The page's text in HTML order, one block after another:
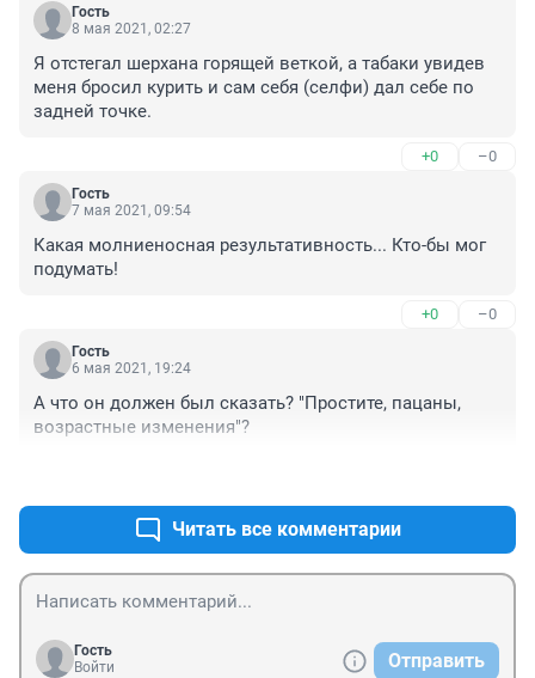
Гость
8 мая 2021, 02:27
Я отстегал шерхана горящей веткой, а табаки увидев
меня бросил курить и сам себя (селфи) дал себе по
задней точке.
+0 –0
Гость
7 мая 2021, 09:54
Какая молниеносная результативность... Кто-бы мог
подумать!
+0 –0
Гость
6 мая 2021, 19:24
А что он должен был сказать? "Простите, пацаны,
возрастные изменения"?
Читать все комментарии
Гость
Войти
Отправить